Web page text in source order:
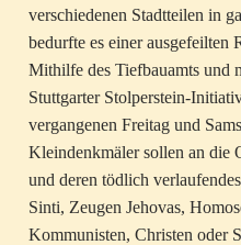
verschiedenen Stadtteilen in
bedurfte es einer ausgefeilten
Mithilfe des Tiefbauamts und
Stuttgarter Stolperstein-
vergangenen Freitag und
Kleindenkmäler sollen an die
und deren tödlich
Sinti, Zeugen Jehovas,
Kommunisten, Christen oder